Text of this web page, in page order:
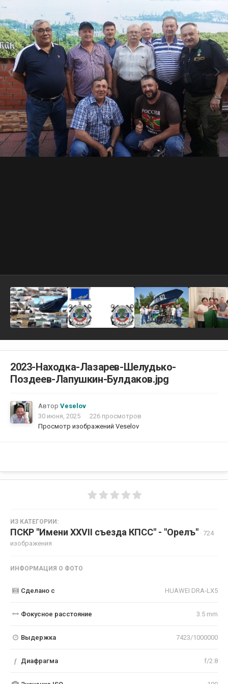
2023-Находка-Лазарев-Шелудько-
Поздеев-Лапушкин-Булдаков.jpg
Автор Veselov
30 июня, 2025
226 просмотров
Просмотр изображений Veselov
ИЗ КАТЕГОРИИ:
ПСКР "Имени XXVII съезда КПСС" - "Орелъ" · 724
изображения
ИНФОРМАЦИЯ О ФОТО
Сделано с HUAWEI DRA-LX5
Фокусное расстояние 3.5 mm
Выдержка 7423/1000000
f Диафрагма f/2.8